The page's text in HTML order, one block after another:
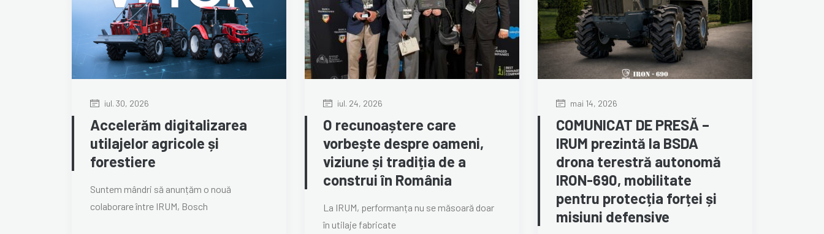
iul. 30, 2026
Accelerăm digitalizarea
utilajelor agricole și
forestiere
Suntem mândri să anunțăm o nouă
colaborare între IRUM, Bosch
iul. 24, 2026
O recunoaștere care
vorbește despre oameni,
viziune și tradiția de a
construi în România
La IRUM, performanța nu se măsoară doar
în utilaje fabricate
mai 14, 2026
COMUNICAT DE PRESĂ –
IRUM prezintă la BSDA
drona terestră autonomă
IRON-690, mobilitate
pentru protecția forței și
misiuni defensive